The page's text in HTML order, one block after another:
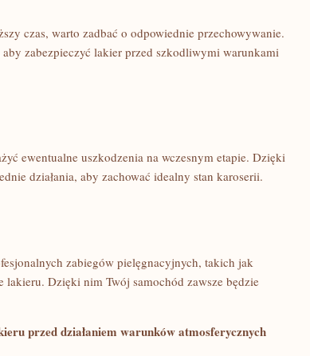
czas, warto zadbać o odpowiednie przechowywanie.
zabezpieczyć lakier przed ⁢szkodliwymi warunkami
ewentualne uszkodzenia⁢ na wczesnym etapie. Dzięki‍
działania, aby zachować idealny⁤ stan ⁣karoserii.
​zabiegów pielęgnacyjnych, takich jak
lakieru. Dzięki nim Twój‍ samochód zawsze będzie‍
przed działaniem warunków atmosferycznych